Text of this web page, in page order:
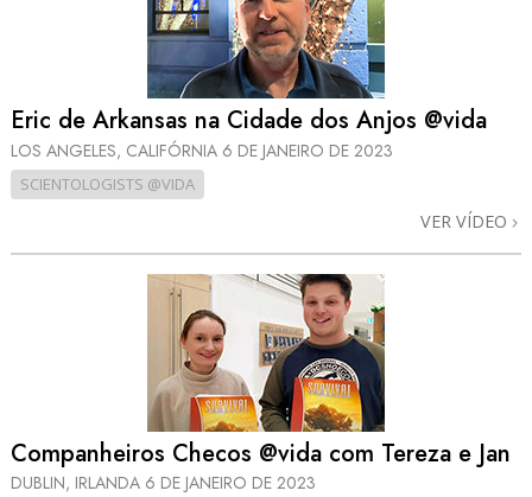
Eric de Arkansas na Cidade dos Anjos @vida
LOS ANGELES, CALIFÓRNIA 6 DE JANEIRO DE 2023
SCIENTOLOGISTS @VIDA
VER VÍDEO
Companheiros Checos @vida com Tereza e Jan
DUBLIN, IRLANDA 6 DE JANEIRO DE 2023